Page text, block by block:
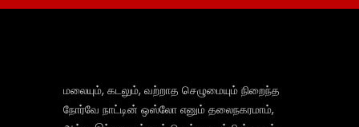
மலையும், கடலும், வற்றாத செழுமையும் நிறைந்த
நோர்வே நாட்டின் ஒஸ்லோ எனும் தலைநகரமாம்,